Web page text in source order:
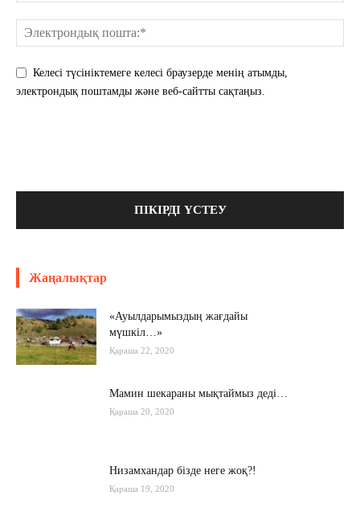
Келесі түсініктемеге келесі браузерде менің атымды,
электрондық поштамды және веб-сайтты сақтаңыз.
Жаңалықтар
«Ауылдарымыздың жағдайы
мүшкіл…»
Қараша 22, 2020
Мамин шекараны мықтаймыз деді…
Қараша 20, 2020
Низамхандар бізде неге жоқ?!
Қараша 19, 2020